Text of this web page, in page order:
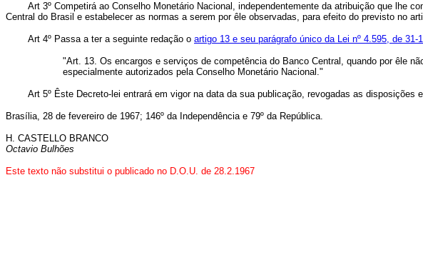
Art 3º Competirá ao Conselho Monetário Nacional, independentemente da atribuição que lhe
Central do Brasil e estabelecer as normas a serem por êle observadas, para efeito do previsto no
Art 4º Passa a ter a seguinte redação o artigo 13 e seu parágrafo único da Lei nº 4.595, de 31-
"Art. 13. Os encargos e serviços de competência do Banco Central, quando por êle
especialmente autorizados pela Conselho Monetário Nacional."
Art 5º Êste Decreto-lei entrará em vigor na data da sua publicação, revogadas as disposições
Brasília, 28 de fevereiro de 1967; 146º da Independência e 79º da República.
H. CASTELLO BRANCO
Octavio Bulhões
Este texto não substitui o publicado no D.O.U. de 28.2.1967